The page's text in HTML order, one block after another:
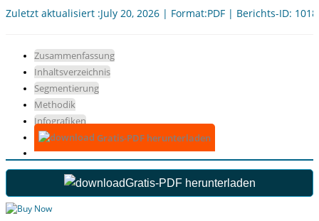
Zuletzt aktualisiert :July 20, 2026 | Format:PDF | Berichts-ID:
Zusammenfassung
Inhaltsverzeichnis
Segmentierung
Methodik
Infografiken
Gratis-PDF herunterladen
Gratis-PDF herunterladen